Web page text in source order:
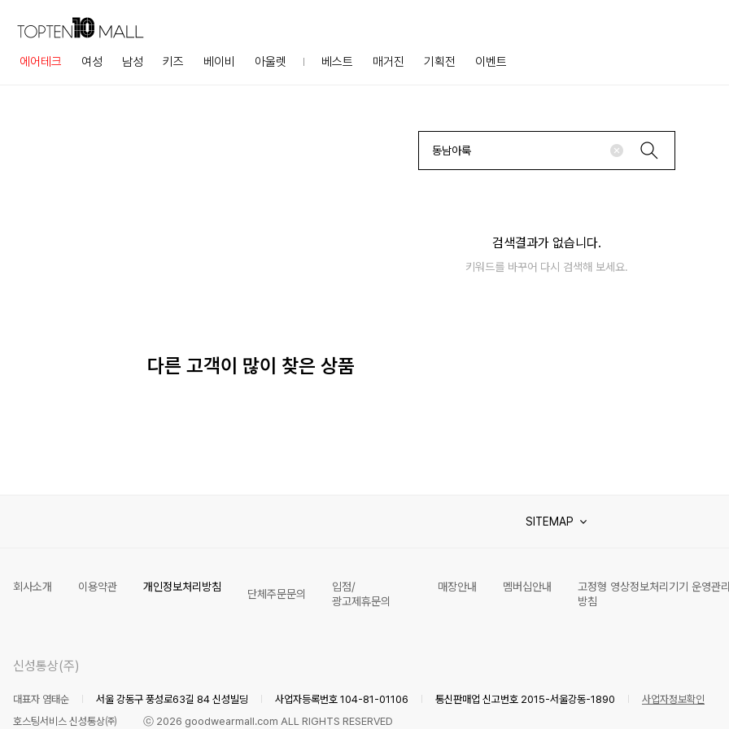
에어테크 여성 남성 키즈 베이비 아울렛 베스트 매거진 기획전 이벤트
검색결과가 없습니다.
키워드를 바꾸어 다시 검색해 보세요.
다른 고객이 많이 찾은 상품
SITEMAP
회사소개 이용약관 개인정보처리방침
단체주문문의
입점/
광고제휴문의
매장안내 멤버십안내
고정형 영상정보처리기기 운영관리
방침
신성통상(주)
대표자 염태순 서울 강동구 풍성로63길 84 신성빌딩 사업자등록번호 104-81-01106 통신판매업 신고번호 2015-서울강동-1890 사업자정보확인
호스팅서비스 신성통상㈜
ⓒ 2026 goodwearmall.com ALL RIGHTS RESERVED